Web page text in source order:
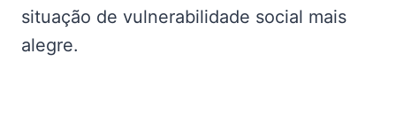
situação de vulnerabilidade social mais
alegre.